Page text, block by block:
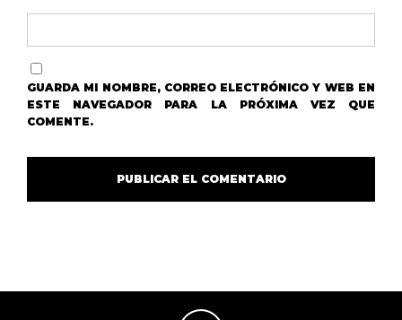
GUARDA MI NOMBRE, CORREO ELECTRÓNICO Y WEB EN
ESTE NAVEGADOR PARA LA PRÓXIMA VEZ QUE
COMENTE.